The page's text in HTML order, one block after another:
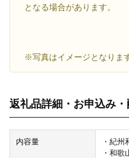
となる場合があります。
※写真はイメージとなりま
返礼品詳細・お申込み・
内容量
・紀
・和